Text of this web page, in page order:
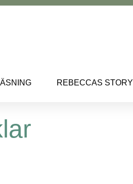
REBECCAS STORY